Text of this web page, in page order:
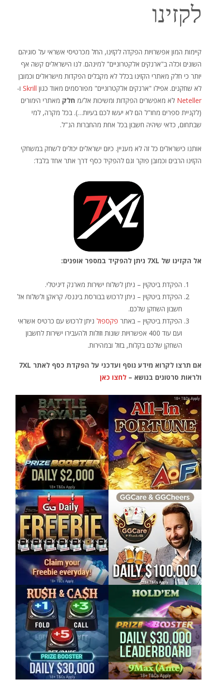
לקזינו
קיימות המון אפשרויות הפקדה לקזינו, החל מכרטיסי אשראי על סוגיהם
השונים וכלה ב"ארנקים אלקטרוניים" למינהם. לנו הישראלים קשה אף
יותר כי חלק מאתרי הקזינו בכלל לא מקבלים הפקדות מישראלים וכמובן
לא שחקנים. אפילו "ארנקים אלקטרוניים" מפורסמים מאוד כגון Skrill ו-
Neteller לא מאפשרים הפקדות ומשיכות אל/מ חלק מאתרי הימורים
(לקניית ספרים מחו"ל הם לא יעשו לכם בעיות…). בכל מקרה, למי
שבתחום, כדאי שיהיה חשבון בכל אחת מהחברות הנ"ל.
אותנו כישראלים כל זה לא מעניין. כיום ישראלים יכולים לשחק במשחקי
הקזינו הרבים וכמובן פוקר וגם להפקיד כסף דרך אתר אחד בלבד:
אל הקזינו של 7XL ניתן להפקיד במספר אופנים:
הפקדת ביטקוין – ניתן לשלוח ישירות מארנק דיגיטלי.
הפקדת ביטקוין – ניתן לרכוש בבורסת ביננס/ קראקן ולשלוח אל
חשבון השחקן שלכם.
הפקדת ביטקוין – באתר פקספול ניתן לרכוש עם כרטיס אשראי
ועם עוד 400 אפשרויות שונות וזולות ולהעבירו ישירות לחשבון
השחקן שלכם בקלות, בזול ובמהירות.
אם תרצו לקרוא מידע נוסף ועדכני על הפקדת כסף לאתר 7XL
ולראות סרטונים בנושא – לחצו כאן